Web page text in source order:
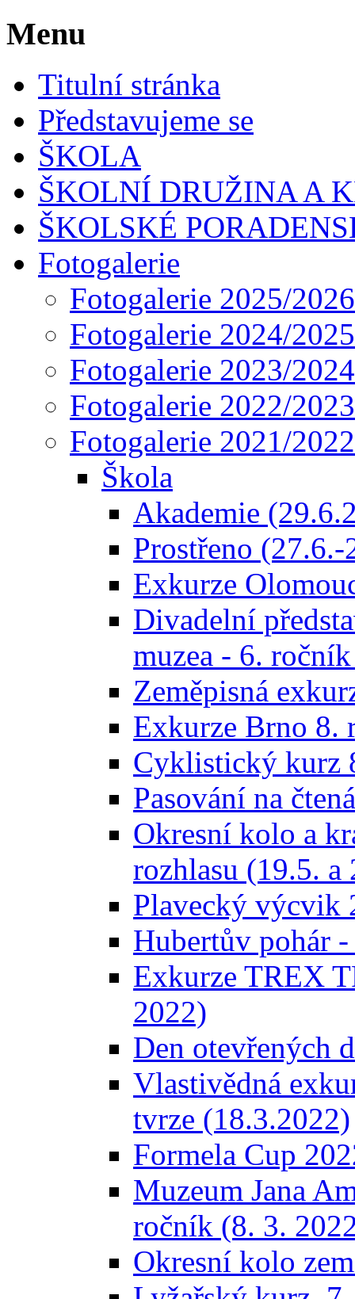
Menu
Titulní stránka
Představujeme se
ŠKOLA
ŠKOLNÍ DRUŽINA A
ŠKOLSKÉ
Fotogalerie
Fotogalerie 2025/2026
Fotogalerie 2024/2025
Fotogalerie 2023/2024
Fotogalerie 2022/2023
Fotogalerie 2021/2022
Škola
Akademie
Prostřeno
Exkurze
Divadelní
muzea - 6.
Zeměpisná
Exkurze Brno 8.
Cyklistický kurz
Pasování na
Okresní kolo a
rozhlasu (19.5. a
Plavecký výcvik
Hubertův pohár
Exkurze TREX
2022)
Den otevřených
Vlastivědná
tvrze (18.3.2022)
Formela Cup
Muzeum Jana
ročník (8. 3.
Okresní kolo